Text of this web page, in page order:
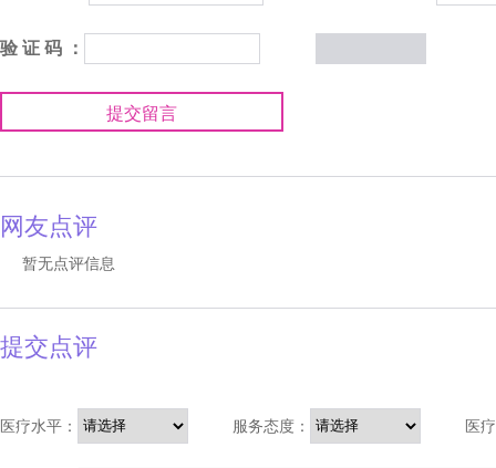
验 证 码 ：
提交留言
网友点评
暂无点评信息
提交点评
医疗水平： 服务态度： 医